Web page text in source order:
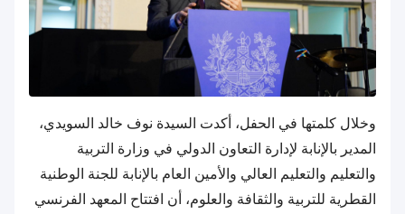
وخلال كلمتها في الحفل، أكدت السيدة نوف خالد السويدي،
المدير بالإنابة لإدارة التعاون الدولي في وزارة التربية
والتعليم والتعليم العالي والأمين العام بالإنابة للجنة الوطنية
القطرية للتربية والثقافة والعلوم، أن افتتاح المعهد الفرنسي